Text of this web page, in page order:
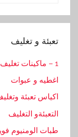
تغليف
عبوات
وتغليف
التغليف
فويل